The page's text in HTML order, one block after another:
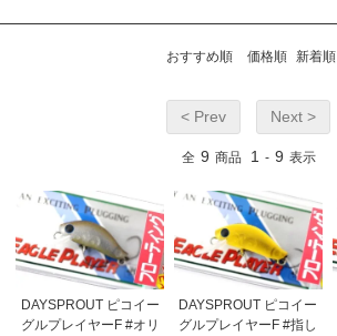
おすすめ順 価格順 新着順
< Prev Next >
全 9 商品 1 - 9 表示
DAYSPROUT ピコイー
グルプレイヤーF #オリ
DAYSPROUT ピコイー
グルプレイヤーF #指し